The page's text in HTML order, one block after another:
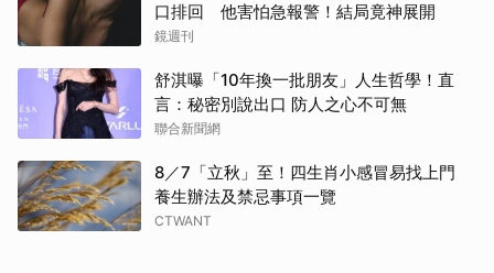
口排回 他害怕急報警！結局竟神展開
鏡週刊
舒淇曝「10年換一批朋友」人生哲學！直
言：秘密別說出口 防人之心不可無
聯合新聞網
8／7「立秋」至！四生肖小感冒易找上門
養生辦法及禁忌事項一覽
CTWANT